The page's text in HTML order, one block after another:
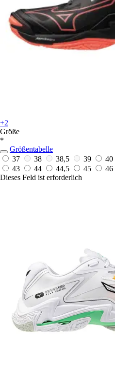
+2
Größe
*
Größentabelle
37
38 38,5 39 40
43
44 44,5 45 46
Dieses Feld ist erforderlich